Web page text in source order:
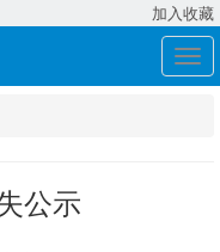
加入收藏
展
开
公示